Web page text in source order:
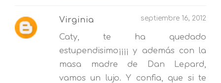
Virginia septiembre 16, 2012
Caty, te ha quedado
estupendisimo¡¡¡¡ y además con la
masa madre de Dan Lepard,
vamos un lujo. Y confia, que si te